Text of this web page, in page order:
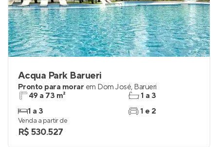
Acqua Park Barueri
Pronto para morar em Dom José, Barueri
49 a 73 m²
1 a 3
1 a 3
1 e 2
Venda a partir de
R$ 530.527